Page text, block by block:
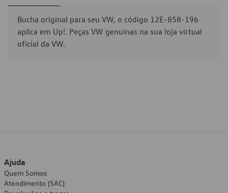
Bucha original para seu VW, o código 12E-858-196
aplica em Up!. Peças VW genuínas na sua loja virtual
oficial da VW.
Ajuda
Quem Somos
Atendimento (SAC)